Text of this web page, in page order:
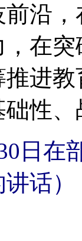
沿
在
进
性
30日
话）